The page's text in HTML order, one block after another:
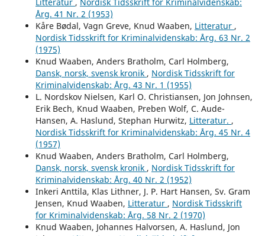
Årg. 41 Nr. 2 (1953)
Kåre Bødal, Vagn Greve, Knud Waaben, Litteratur ,
Nordisk Tidsskrift for Kriminalvidenskab: Årg. 63 Nr. 2
(1975)
Knud Waaben, Anders Bratholm, Carl Holmberg,
Dansk, norsk, svensk kronik , Nordisk Tidsskrift for
Kriminalvidenskab: Årg. 43 Nr. 1 (1955)
L. Nordskov Nielsen, Karl O. Christiansen, Jon Johnsen,
Erik Bech, Knud Waaben, Preben Wolf, C. Aude-
Hansen, A. Haslund, Stephan Hurwitz, Litteratur. ,
Nordisk Tidsskrift for Kriminalvidenskab: Årg. 45 Nr. 4
(1957)
Knud Waaben, Anders Bratholm, Carl Holmberg,
Dansk, norsk, svensk kronik , Nordisk Tidsskrift for
Kriminalvidenskab: Årg. 40 Nr. 2 (1952)
Inkeri Anttila, Klas Lithner, J. P. Hart Hansen, Sv. Gram
Jensen, Knud Waaben, Litteratur , Nordisk Tidsskrift
for Kriminalvidenskab: Årg. 58 Nr. 2 (1970)
Knud Waaben, Johannes Halvorsen, A. Haslund, Jon